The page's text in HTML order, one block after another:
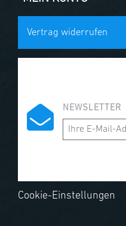
Vertrag widerrufen
NEWSLETTER
Cookie-Einstellungen